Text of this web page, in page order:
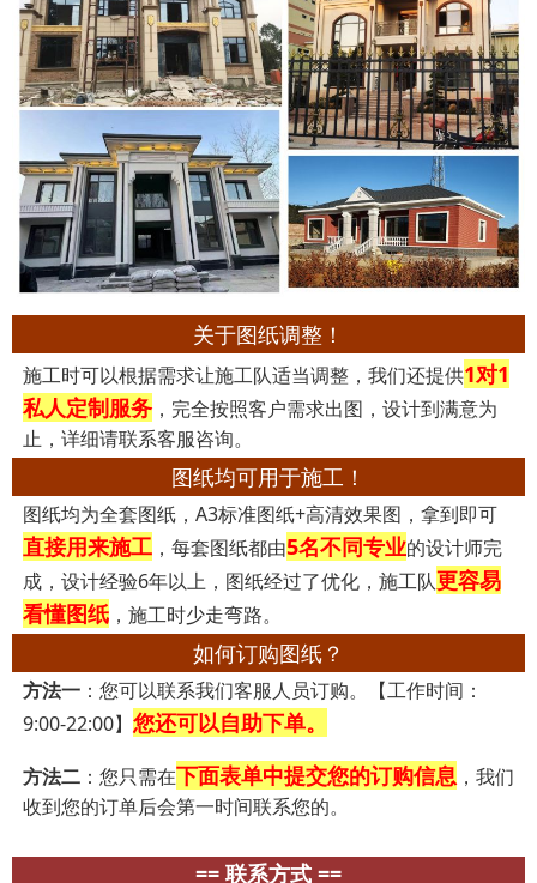
关于图纸调整！
施工时可以根据需求让施工队适当调整，我们还提供1对1
私人定制服务，完全按照客户需求出图，设计到满意为
止，详细请联系客服咨询。
图纸均可用于施工！
图纸均为全套图纸，A3标准图纸+高清效果图，拿到即可
直接用来施工，每套图纸都由5名不同专业的设计师完
成，设计经验6年以上，图纸经过了优化，施工队更容易
看懂图纸，施工时少走弯路。
如何订购图纸？
方法一：您可以联系我们客服人员订购。【工作时间：
9:00-22:00】 您还可以自助下单。
方法二：您只需在下面表单中提交您的订购信息，我们
收到您的订单后会第一时间联系您的。
== 联系方式 ==